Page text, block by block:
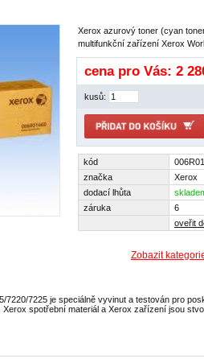
Xerox azurový toner (cyan
multifunkční zařízení Xerox
cena pro Vás: 2
kusů:
kód
značka
Xerox
dodací lhůta
záruka
6
oveřit
Zobazit
7220/7225 je speciálně vyvinut a testován pro
spotřební materiál a Xerox zařízení jsou